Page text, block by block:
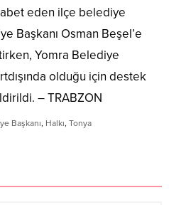
eden ilçe belediye
Başkanı Osman Beşel’e
Yomra Belediye
olduğu için destek
– TRABZON
Başkanı, Halkı, Tonya